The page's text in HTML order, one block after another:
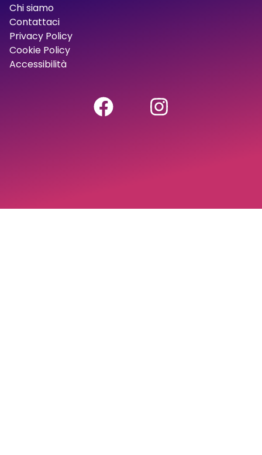
Chi siamo
Contattaci
Privacy Policy
Cookie Policy
Accessibilità